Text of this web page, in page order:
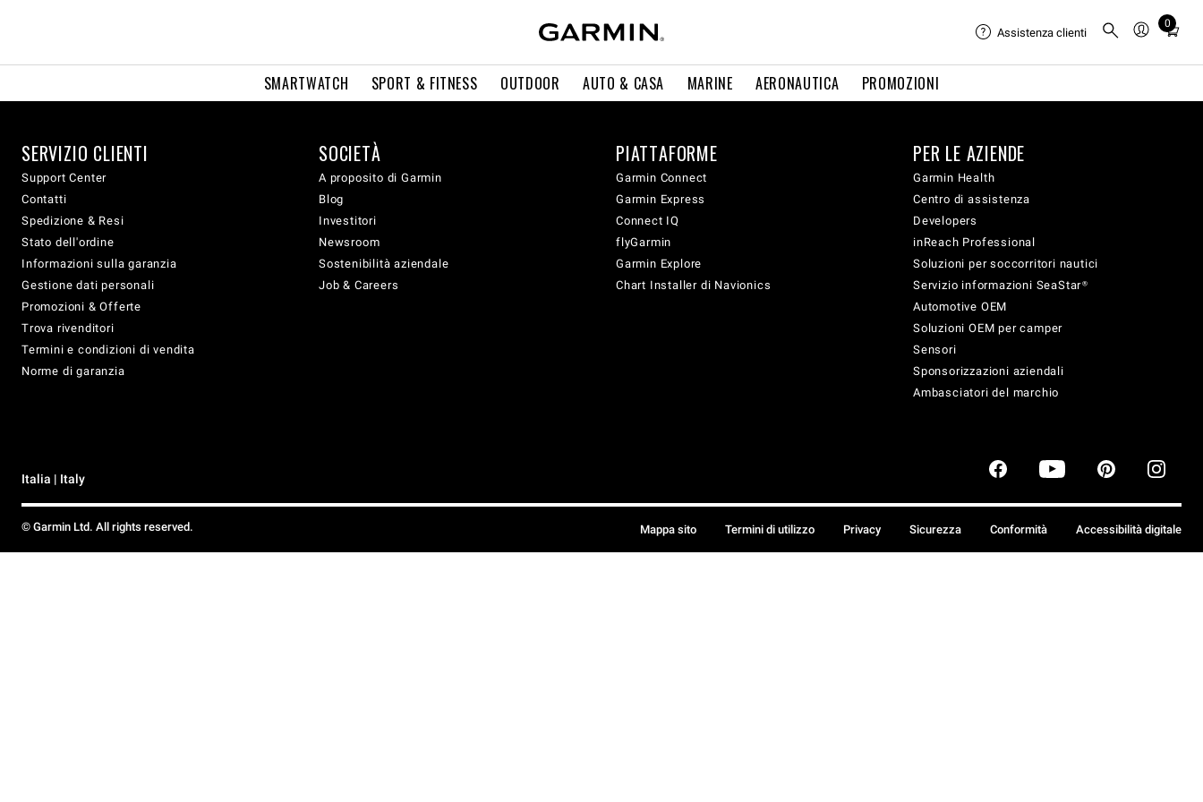
SMARTWATCH SPORT & FITNESS OUTDOOR AUTO & CASA MARINE AERONAUTICA PROMOZIONI
Assistenza clienti
0
Total
cart:
SERVIZIO CLIENTI
Support Center
Contatti
Spedizione & Resi
Stato dell'ordine
Informazioni sulla garanzia
Gestione dati personali
Promozioni & Offerte
Trova rivenditori
Termini e condizioni di vendita
Norme di garanzia
SOCIETÀ
A proposito di Garmin
Blog
Investitori
Newsroom
Sostenibilità aziendale
Job & Careers
PIATTAFORME
Garmin Connect
Garmin Express
Connect IQ
flyGarmin
Garmin Explore
Chart Installer di Navionics
PER LE AZIENDE
Garmin Health
Centro di assistenza
Developers
inReach Professional
Soluzioni per soccorritori nautici
Servizio informazioni SeaStar®
Automotive OEM
Soluzioni OEM per camper
Sensori
Sponsorizzazioni aziendali
Ambasciatori del marchio
Italia | Italy
© Garmin Ltd. All rights reserved. Mappa sito Termini di utilizzo Privacy Sicurezza Conformità Accessibilità digitale